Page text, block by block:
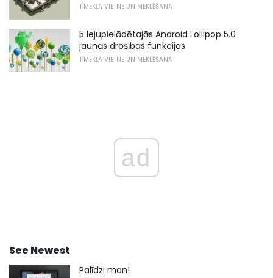
TĪMEKĻA VIETNE UN MEKLĒŠANA
5 lejupielādētajās Android Lollipop 5.0
jaunās drošības funkcijas
TĪMEKĻA VIETNE UN MEKLĒŠANA
ad
See Newest
Palīdzi man!